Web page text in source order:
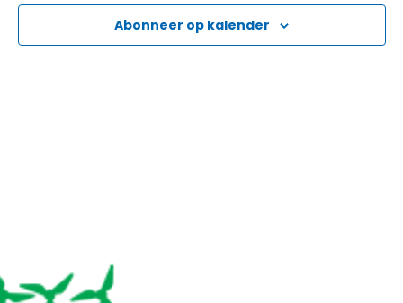
Abonneer op kalender